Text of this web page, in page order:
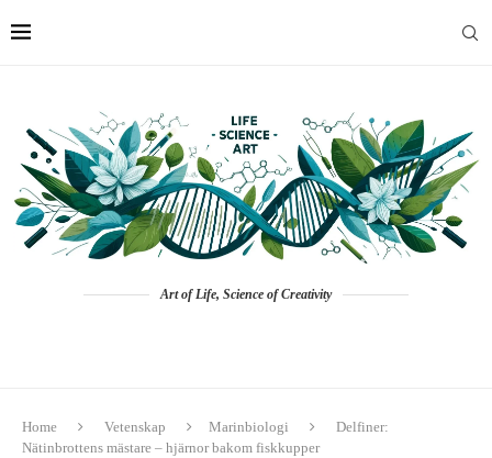
Art of Life, Science of Creativity
Home Vetenskap Marinbiologi
Delfiner:
Nätinbrottens mästare – hjärnor bakom fiskkupper